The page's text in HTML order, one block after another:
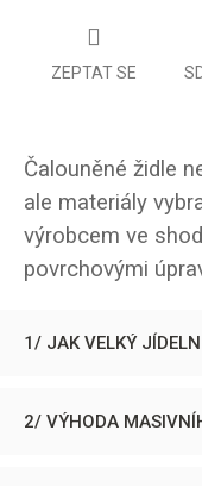
ZEPTAT SE
Čalouněné židle
ale materiály
výrobcem ve
povrchovými
1/ JAK VELKÝ
2/ VÝHODA